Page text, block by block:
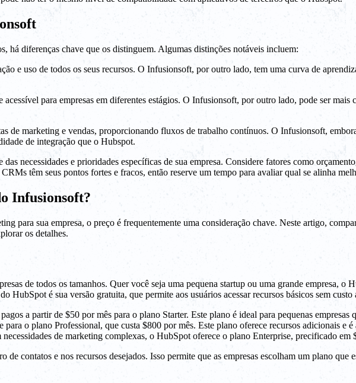
há diferenças chave que os distinguem. Algumas distinções notáveis incluem:
e uso de todos os seus recursos. O Infusionsoft, por outro lado, tem uma curva de
acessível para empresas em diferentes estágios. O Infusionsoft, por outro lado, pode ser
de marketing e vendas, proporcionando fluxos de trabalho contínuos. O Infusionsoft,
de integração que o Hubspot.
necessidades e prioridades específicas de sua empresa. Considere fatores como
têm seus pontos fortes e fracos, então reserve um tempo para avaliar qual se alinha
Infusionsoft?
para sua empresa, o preço é frequentemente uma consideração chave. Neste artigo,
os detalhes.
de todos os tamanhos. Quer você seja uma pequena startup ou uma grande empresa, o
HubSpot é sua versão gratuita, que permite aos usuários acessar recursos básicos sem custo
a partir de $50 por mês para o plano Starter. Este plano é ideal para pequenas empresas
o plano Professional, que custa $800 por mês. Este plano oferece recursos adicionais e
de marketing complexas, o HubSpot oferece o plano Enterprise, precificado em
contatos e nos recursos desejados. Isso permite que as empresas escolham um plano que